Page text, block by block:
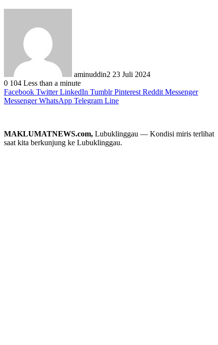
aminuddin2 23 Juli 2024
0 104 Less than a minute
Facebook Twitter LinkedIn Tumblr Pinterest Reddit Messenger
Messenger WhatsApp Telegram Line
MAKLUMATNEWS.com, Lubuklinggau — Kondisi miris terlihat
saat kita berkunjung ke Lubuklinggau.